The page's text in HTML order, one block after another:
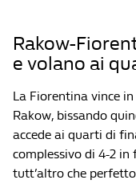
Rakow-
e volano ai
La Fiorentina vince
Rakow, bissando
accede ai quarti di
complessivo di 4-2 in
tutt’altro che